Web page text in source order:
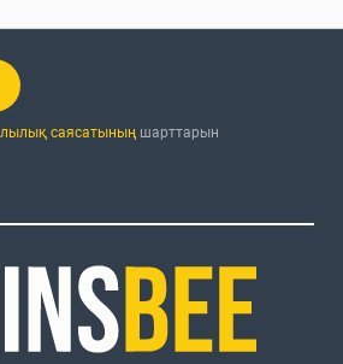
саясатыныңшарттарын